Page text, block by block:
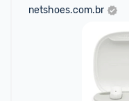
netshoes.com.br